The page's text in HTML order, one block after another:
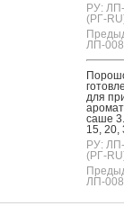
РУ:
(РГ-
ЛП-
для
са­ше
15, 20,
РУ:
(РГ-
ЛП-